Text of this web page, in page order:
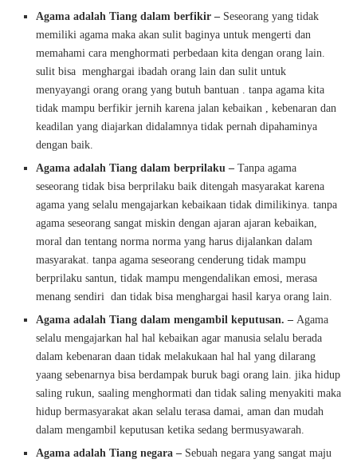
Agama adalah Tiang dalam berfikir – Seseorang yang tidak
memiliki agama maka akan sulit baginya untuk mengerti dan
memahami cara menghormati perbedaan kita dengan orang lain.
sulit bisa menghargai ibadah orang lain dan sulit untuk
menyayangi orang orang yang butuh bantuan . tanpa agama kita
tidak mampu berfikir jernih karena jalan kebaikan , kebenaran dan
keadilan yang diajarkan didalamnya tidak pernah dipahaminya
dengan baik.
Agama adalah Tiang dalam berprilaku – Tanpa agama
seseorang tidak bisa berprilaku baik ditengah masyarakat karena
agama yang selalu mengajarkan kebaikaan tidak dimilikinya. tanpa
agama seseorang sangat miskin dengan ajaran ajaran kebaikan,
moral dan tentang norma norma yang harus dijalankan dalam
masyarakat. tanpa agama seseorang cenderung tidak mampu
berprilaku santun, tidak mampu mengendalikan emosi, merasa
menang sendiri dan tidak bisa menghargai hasil karya orang lain.
Agama adalah Tiang dalam mengambil keputusan. – Agama
selalu mengajarkan hal hal kebaikan agar manusia selalu berada
dalam kebenaran daan tidak melakukaan hal hal yang dilarang
yaang sebenarnya bisa berdampak buruk bagi orang lain. jika hidup
saling rukun, saaling menghormati dan tidak saling menyakiti maka
hidup bermasyarakat akan selalu terasa damai, aman dan mudah
dalam mengambil keputusan ketika sedang bermusyawarah.
Agama adalah Tiang negara – Sebuah negara yang sangat maju